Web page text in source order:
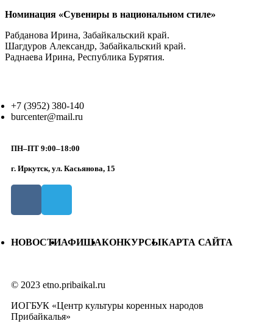
Номинация «Сувениры в национальном стиле»
Рабданова Ирина, Забайкальский край.
Шагдуров Александр, Забайкальский край.
Раднаева Ирина, Республика Бурятия.
+7 (3952) 380-140
burcenter@mail.ru
ПН–ПТ 9:00–18:00
г. Иркутск, ул. Касьянова, 15
НОВОСТИАФИШАКОНКУРСЫКАРТА САЙТА
© 2023 etno.pribaikal.ru
ИОГБУК «Центр культуры коренных народов
Прибайкалья»